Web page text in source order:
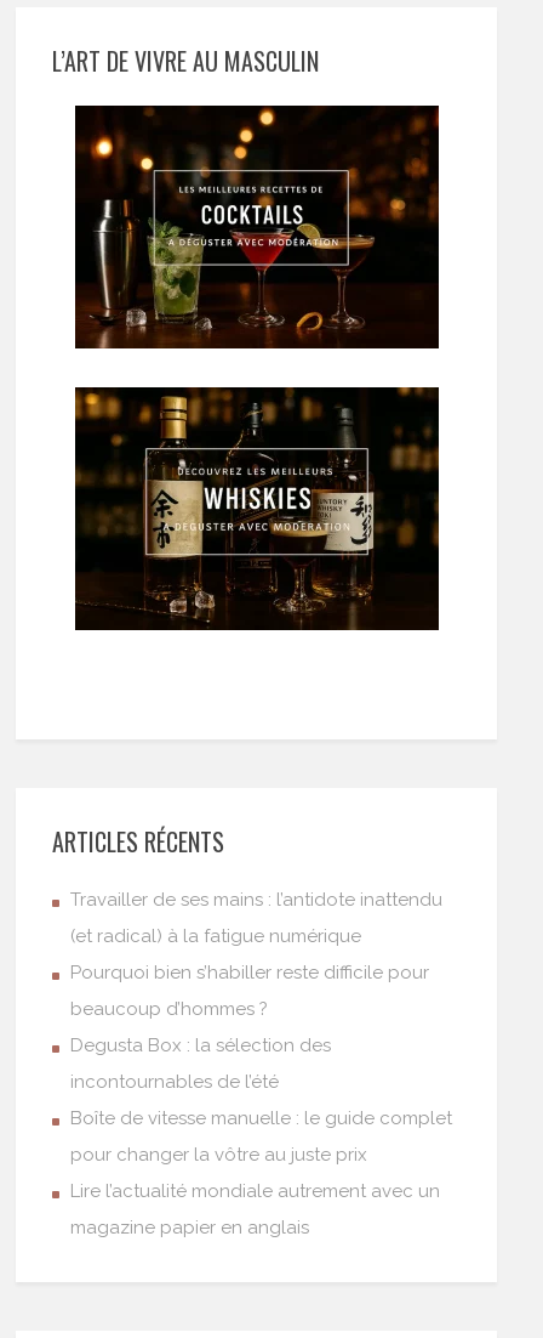
L’ART DE VIVRE AU MASCULIN
ARTICLES RÉCENTS
Travailler de ses mains : l’antidote inattendu
(et radical) à la fatigue numérique
Pourquoi bien s’habiller reste difficile pour
beaucoup d’hommes ?
Degusta Box : la sélection des
incontournables de l’été
Boîte de vitesse manuelle : le guide complet
pour changer la vôtre au juste prix
Lire l’actualité mondiale autrement avec un
magazine papier en anglais